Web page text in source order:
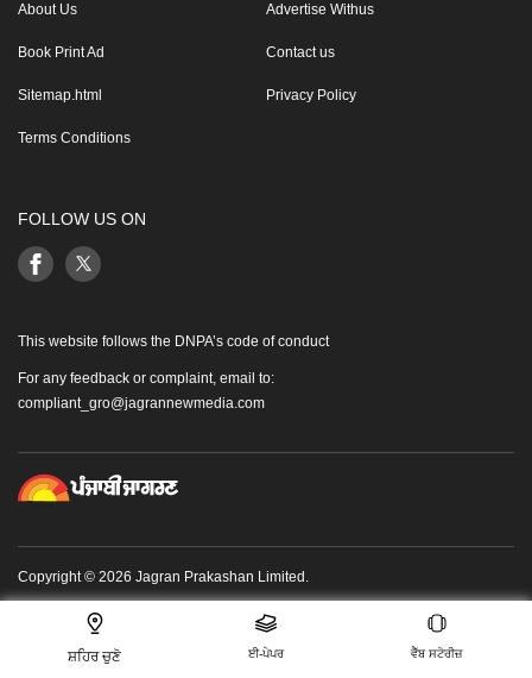
ਸ਼ਹਿਰ ਚੁਣੋ ਈ-ਪੇਪਰ ਵੈੱਬ ਸਟੋਰੀਜ਼
About Us Advertise Withus
Book Print Ad Contact us
Sitemap.html Privacy Policy
Terms Conditions
FOLLOW US ON
This website follows the DNPA’s code of conduct
For any feedback or complaint, email to:
compliant_gro@jagrannewmedia.com
Copyright © 2026 Jagran Prakashan Limited.